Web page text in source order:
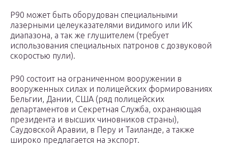
Р90 может быть оборудован специальными
лазерными целеуказателями видимого или ИК
диапазона, а так же глушителем (требует
использования специальных патронов с дозвуковой
скоростью пули).
Р90 состоит на ограниченном вооружении в
вооруженных силах и полицейских формированиях
Бельгии, Дании, США (ряд полицейских
департаментов и Секретная Служба, охраняющая
президента и высших чиновников страны),
Саудовской Аравии, в Перу и Таиланде, а также
широко предлагается на экспорт.